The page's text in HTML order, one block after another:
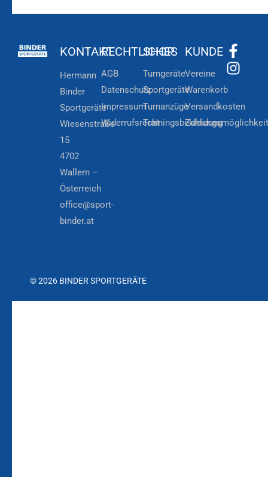
KONTAKT
Hermann
Binder
Sportgeräte
Wiesenstraße
15
4702
Wallern –
Österreich
office@sport-
binder.at
RECHTLICHES
AGB
Datenschutz
Impressum
Widerrufsrecht
SHOP
Turngeräte
Sportgeräte
Turnanzüge
Trainingsbekleidung
KUNDE
Vereine
Warenkorb
Versandkosten
© 2026 BINDER SPORTGERÄTE